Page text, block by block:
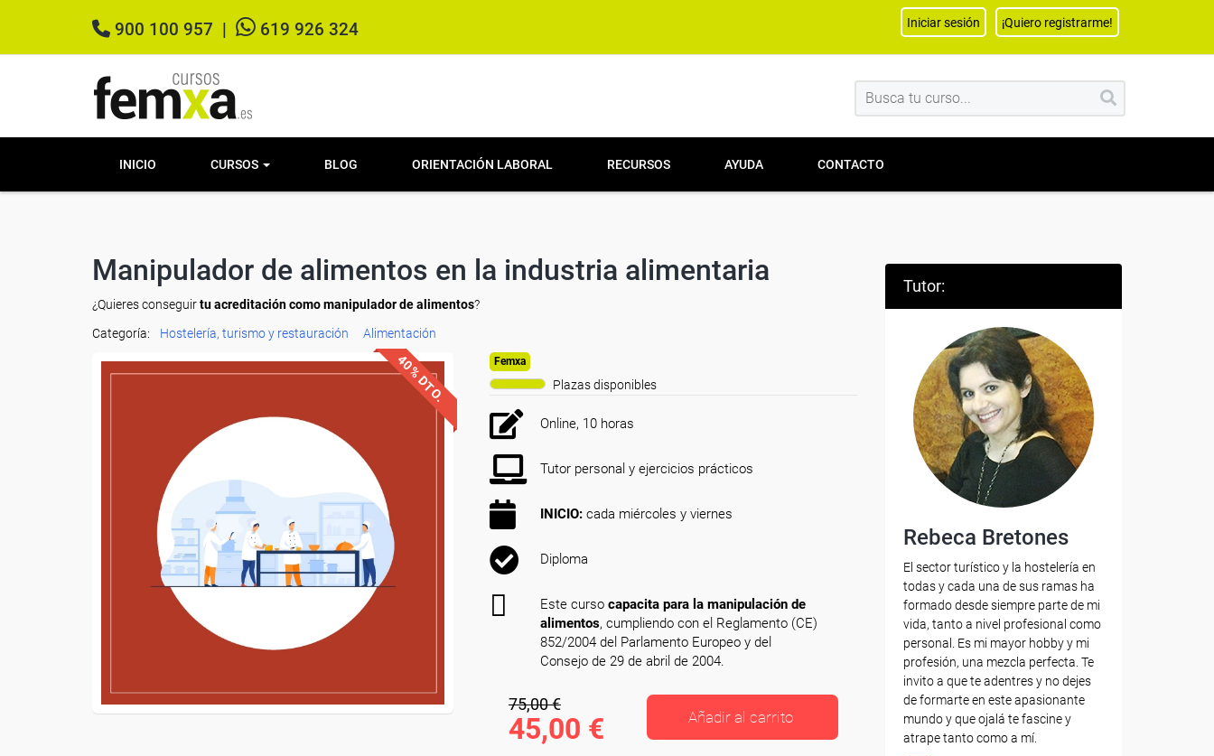
900 100 957 619 926 324 Iniciar sesión ¡Quiero registrarme!
INICIO CURSOS BLOG ORIENTACIÓN LABORAL RECURSOS AYUDA CONTACTO
Manipulador de alimentos en la industria alimentaria
¿Quieres conseguirtu acreditación como manipulador de alimentos?
Categoría:
Hostelería, turismo y restauración Alimentación
40% DTO. Femxa
Plazas disponibles
Online, 10 horas
Tutor personal y ejercicios prácticos
INICIO: cada miércoles y viernes
Diploma
Este curso capacita para la manipulación de
alimentos, cumpliendo con el Reglamento (CE)
852/2004 del Parlamento Europeo y del
Consejo de 29 de abril de 2004.
75,00 €
45,00 € Añadir al carrito
Tutor:
Rebeca Bretones
El sector turístico y la hostelería en
todas y cada una de sus ramas ha
formado desde siempre parte de mi
vida, tanto a nivel profesional como
personal. Es mi mayor hobby y mi
profesión, una mezcla perfecta. Te
invito a que te adentres y no dejes
de formarte en este apasionante
mundo y que ojalá te fascine y
atrape tanto como a mí.